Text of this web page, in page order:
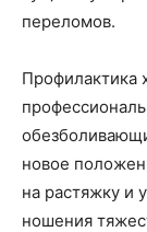
переломов.
Профилактика
новое
на растяжку и
ношения